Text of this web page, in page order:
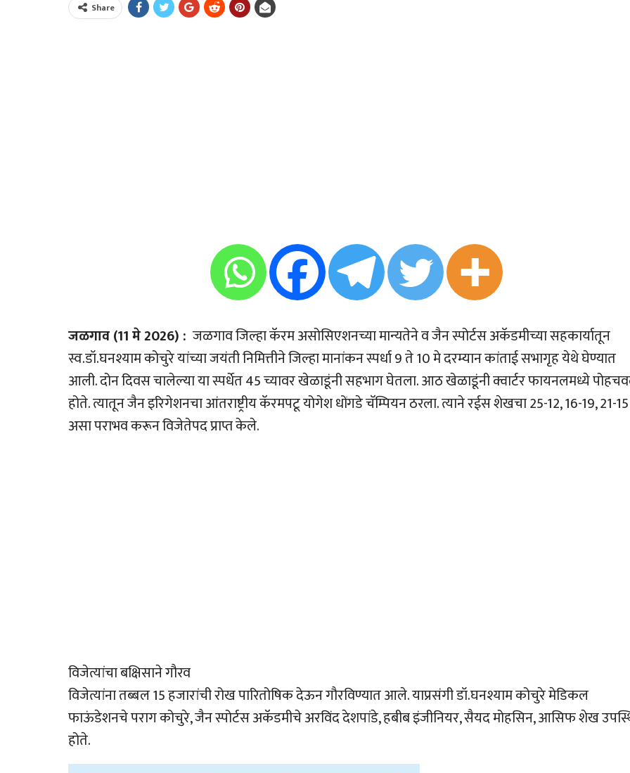
Share
जळगाव (11 मे 2026) : जळगाव जिल्हा कॅरम असोसिएशनच्या मान्यतेने व जैन स्पोर्टस अकॅडमीच्या सहकार्यातून
स्व.डॉ.घनश्याम कोचुरे यांच्या जयंती निमित्तीने जिल्हा मानांकन स्पर्धा 9 ते 10 मे दरम्यान कांताई सभागृह येथे घेण्यात
आली. दोन दिवस चालेल्या या स्पर्धेत 45 च्यावर खेळाडूंनी सहभाग घेतला. आठ खेळाडूंनी क्वार्टर फायनलमध्ये
होते. त्यातून जैन इरिगेशनचा आंतराष्ट्रीय कॅरमपटू योगेश धोंगडे चॅम्पियन ठरला. त्याने रईस शेखचा 25-12, 16-19, 21-15
असा पराभव करून विजेतेपद प्राप्त केले.
विजेत्यांचा बक्षिसाने गौरव
विजेत्यांना तब्बल 15 हजारांची रोख पारितोषिक देऊन गौरविण्यात आले. याप्रसंगी डॉ.घनश्याम कोचुरे मेडिकल
फाऊंडेशनचे पराग कोचुरे, जैन स्पोर्टस अकॅडमीचे अरविंद देशपांडे, हबीब इंजीनियर, सैयद मोहसिन, आसिफ शेख
होते.